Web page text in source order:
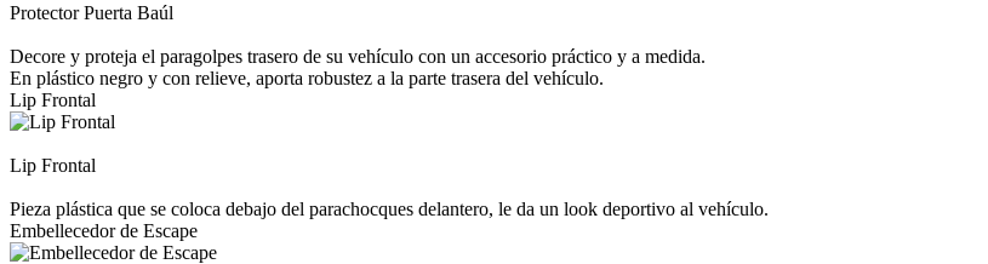
Protector Puerta Baúl
Decore y proteja el paragolpes trasero de su vehículo con un accesorio práctico y a medida.
En plástico negro y con relieve, aporta robustez a la parte trasera del vehículo.
Lip Frontal
Lip Frontal
Pieza plástica que se coloca debajo del parachocques delantero, le da un look deportivo al vehículo.
Embellecedor de Escape